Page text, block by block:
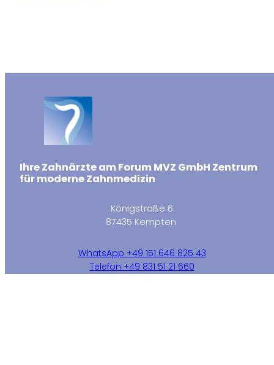
Ihre Zahnärzte am Forum MVZ GmbH Zentrum
für moderne Zahnmedizin
Königstraße 6
87435 Kempten
WhatsApp +49 151 646 825 43
Telefon +49 831 51 21 660